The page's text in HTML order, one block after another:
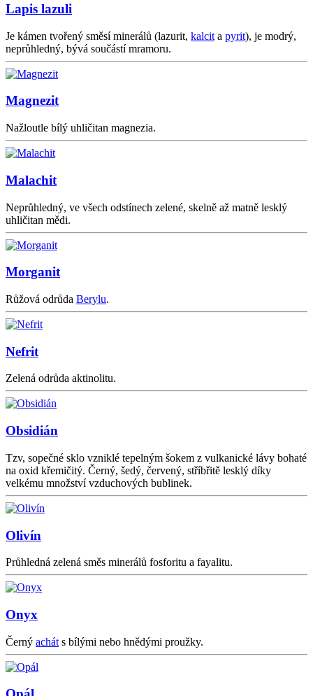
Lapis lazuli
Je kámen tvořený směsí minerálů (lazurit, kalcit a pyrit), je modrý,
neprůhledný, bývá součástí mramoru.
Magnezit
Nažloutle bílý uhličitan magnezia.
Malachit
Neprůhledný, ve všech odstínech zelené, skelně až matně lesklý
uhličitan mědi.
Morganit
Růžová odrůda Berylu.
Nefrit
Zelená odrůda aktinolitu.
Obsidián
Tzv, sopečné sklo vzniklé tepelným šokem z vulkanické lávy bohaté
na oxid křemičitý. Černý, šedý, červený, stříbřitě lesklý díky
velkému množství vzduchových bublinek.
Olivín
Průhledná zelená směs minerálů fosforitu a fayalitu.
Onyx
Černý achát s bílými nebo hnědými proužky.